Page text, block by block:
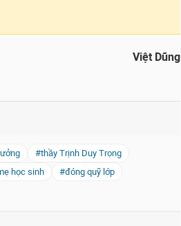
Việt Dũng
#thầy Trịnh Duy Trọng
học sinh
#đóng quỹ lớp